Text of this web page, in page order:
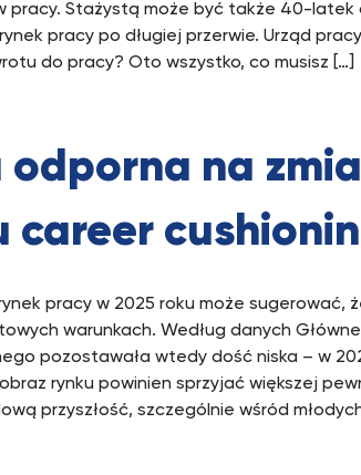
pracy. Stażystą może być także 40-latek
pracy po długiej przerwie. Urząd
do pracy? Oto wszystko, co musisz […]
odporna na
career
pracy w 2025 roku może sugerować,
warunkach. Według danych
pozostawała wtedy dość niska – w
rynku powinien sprzyjać większej
przyszłość, szczególnie wśród